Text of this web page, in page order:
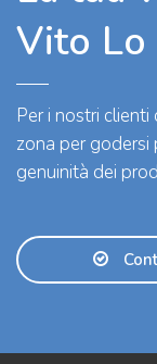
Vito Lo
Per i nostri
zona per godersi
genuinità dei